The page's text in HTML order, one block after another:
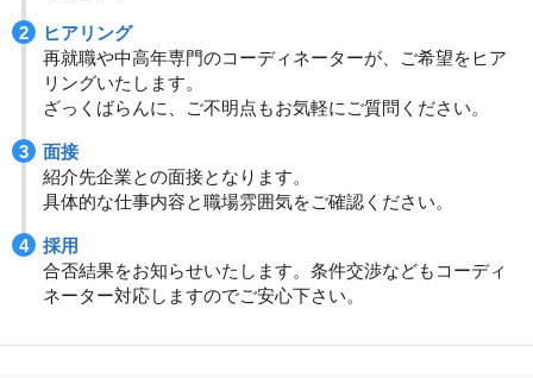
ヒアリング
再就職や中高年専門のコーディネーターが、ご希望をヒア
リングいたします。
ざっくばらんに、ご不明点もお気軽にご質問ください。
面接
紹介先企業との面接となります。
具体的な仕事内容と職場雰囲気をご確認ください。
採用
合否結果をお知らせいたします。条件交渉などもコーディ
ネーター対応しますのでご安心下さい。